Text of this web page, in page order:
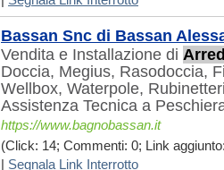
Bassan Snc di Bassan
Vendita e Installazione di
Doccia, Megius, Rasodoccia,
Wellbox, Waterpole,
Assistenza Tecnica a
https://www.bagnobassan.it
(Click: 14; Commenti: 0; Link
Segnala Link Interrotto